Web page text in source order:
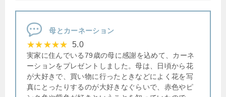
母とカーネーション
5.0
実家に住んでいる79歳の母に感謝を込めて、カーネ
ーションをプレゼントしました。母は、日頃から花
が大好きで、買い物に行ったときなどによく花を写
真にとったりするのが大好きなぐらいで、赤色やピ